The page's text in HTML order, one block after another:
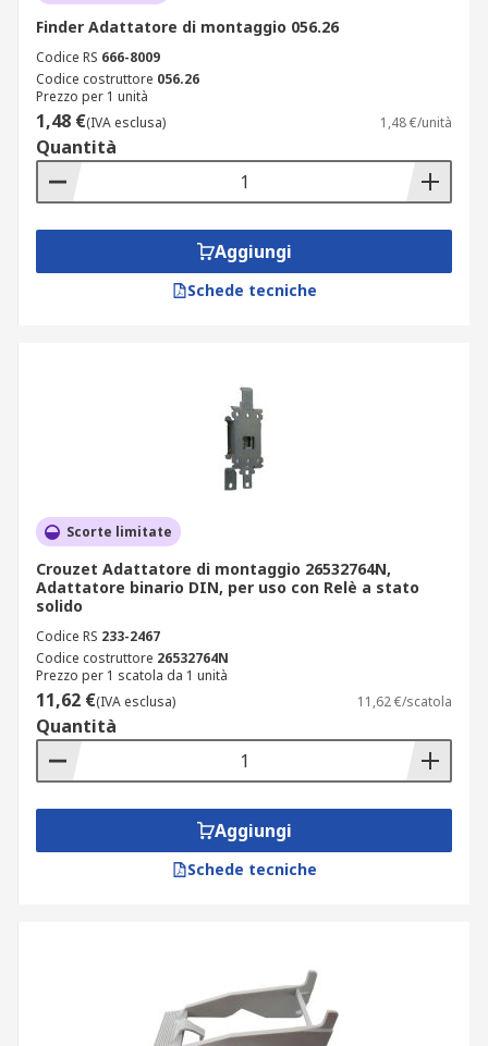
Finder Adattatore di montaggio 056.26
Codice RS 666-8009
Codice costruttore 056.26
Prezzo per 1 unità
1,48 €(IVA esclusa) 1,48 €/unità
Quantità
Aggiungi
Schede tecniche
Scorte limitate
Crouzet Adattatore di montaggio 26532764N,
Adattatore binario DIN, per uso con Relè a stato
solido
Codice RS 233-2467
Codice costruttore 26532764N
Prezzo per 1 scatola da 1 unità
11,62 €(IVA esclusa) 11,62 €/scatola
Quantità
Aggiungi
Schede tecniche